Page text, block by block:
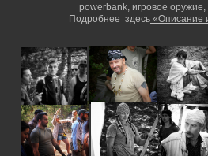
powerbank, игровое оружие,
Подробнее здесь «Описание